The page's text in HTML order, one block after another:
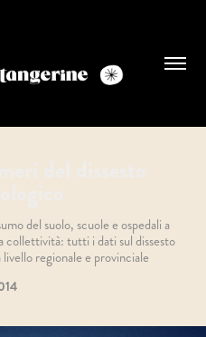
del suolo, scuole e ospedali a
collettività: tutti i dati sul dissesto
regionale e provinciale